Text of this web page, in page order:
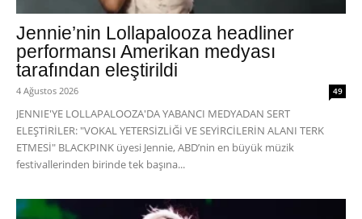
Jennie’nin Lollapalooza headliner
performansı Amerikan medyası
tarafından eleştirildi
4 Ağustos 2026 49
JENNIE'YE LOLLAPALOOZA'DA YABANCI MEDYADAN SERT
ELEŞTİRİLER: "VOKAL YETERSİZLİĞİ VE SEYİRCİLERİN ALANI TERK
ETMESİ" BLACKPINK üyesi Jennie, ABD’nin en büyük müzik
festivallerinden birinde tek başına...